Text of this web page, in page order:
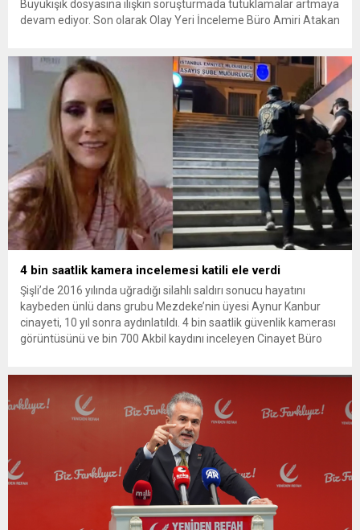
Büyükışık dosyasına ilişkin soruşturmada tutuklamalar artmaya
devam ediyor. Son olarak Olay Yeri İnceleme Büro Amiri Atakan
bulunan Dorukhan Büyükışık’a ilişkin yeniden açılan
soruşturmada tutuklamalar genişliyor. Son olarak dönemin...
4 bin saatlik kamera incelemesi katili ele verdi
Şişli’de 2016 yılında uğradığı silahlı saldırı sonucu hayatını
kaybeden ünlü dans grubu Mezdeke’nin üyesi Aynur Kanbur
cinayeti, 10 yıl sonra aydınlatıldı. 4 bin saatlik güvenlik kamerası
görüntüsünü ve bin 700 Akbil kaydını inceleyen Cinayet Büro